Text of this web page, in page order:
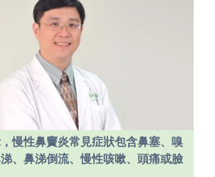
慢性鼻竇炎常見症狀包含鼻塞、嗅
、鼻涕倒流、慢性咳嗽、頭痛或臉